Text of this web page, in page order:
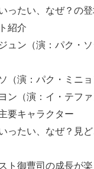
ったい、なぜ？の登
紹介
ュン（演：パク・ソ
（演：パク・ミニョ
ン（演：イ・テファ
要キャラクター
ったい、なぜ？見
ト御曹司の成長が楽